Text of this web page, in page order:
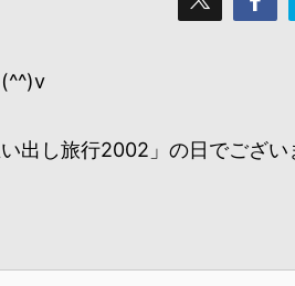
出し旅行2002」の日でござい